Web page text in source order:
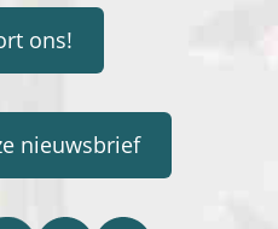
ons!
nieuwsbrief